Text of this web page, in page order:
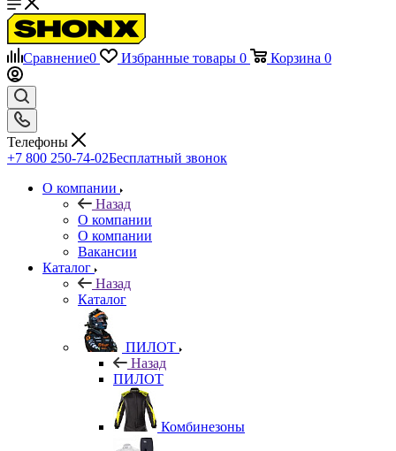
Сравнение0 Избранные товары 0 Корзина 0
Телефоны
+7 800 250-74-02Бесплатный звонок
О компании
Назад
О компании
О компании
Вакансии
Каталог
Назад
Каталог
ПИЛОТ
Назад
ПИЛОТ
Комбинезоны